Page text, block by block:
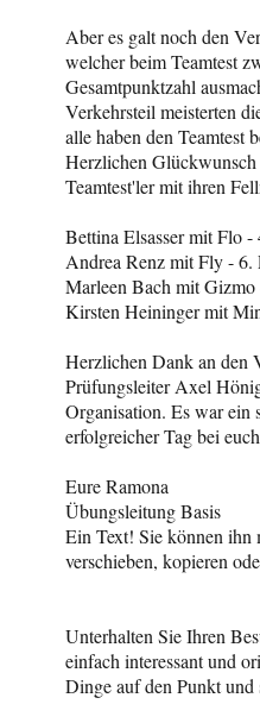
Aber es galt noch den
welcher beim Teamtest
Gesamtpunktzahl
Verkehrsteil meisterten
alle haben den Teamtest
Herzlichen Glückwunsch
Teamtest'ler mit ihren
Bettina Elsasser mit Flo -
Andrea Renz mit Fly - 6.
Marleen Bach mit Gizmo
Kirsten Heininger mit
Herzlichen Dank an den
Prüfungsleiter Axel
Organisation. Es war ein
erfolgreicher Tag bei
Eure Ramona
Übungsleitung Basis
Ein Text! Sie können ihn
verschieben, kopieren
Unterhalten Sie Ihren
einfach interessant und
Dinge auf den Punkt und